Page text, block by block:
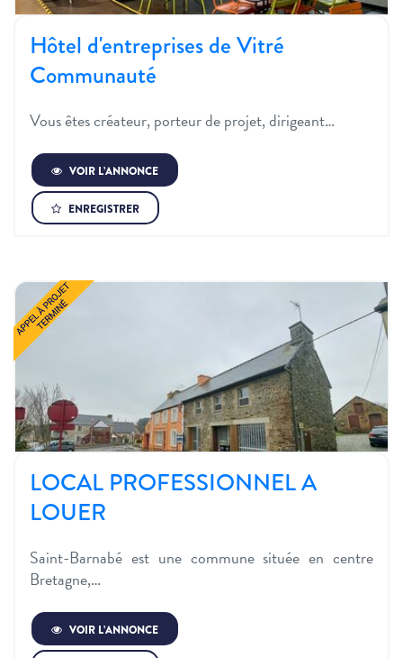
Hôtel d'entreprises de Vitré
Communauté
Vous êtes créateur, porteur de projet, dirigeant…
VOIR L’ANNONCE
ENREGISTRER
LOCAL PROFESSIONNEL A
LOUER
Saint-Barnabé est une commune située en centre
Bretagne,…
VOIR L’ANNONCE